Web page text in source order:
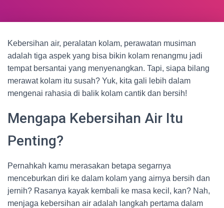
Kebersihan air, peralatan kolam, perawatan musiman
adalah tiga aspek yang bisa bikin kolam renangmu jadi
tempat bersantai yang menyenangkan. Tapi, siapa bilang
merawat kolam itu susah? Yuk, kita gali lebih dalam
mengenai rahasia di balik kolam cantik dan bersih!
Mengapa Kebersihan Air Itu
Penting?
Pernahkah kamu merasakan betapa segarnya
menceburkan diri ke dalam kolam yang airnya bersih dan
jernih? Rasanya kayak kembali ke masa kecil, kan? Nah,
menjaga kebersihan air adalah langkah pertama dalam